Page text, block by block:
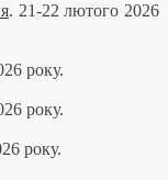
. 21-22 лютого 2026
року.
року.
року.